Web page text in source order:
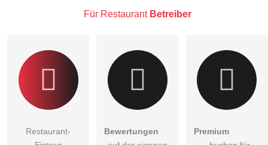
Besucher sichtbar.
Für Restaurant Betreiber
Restaurant-
Bewertungen
Premium